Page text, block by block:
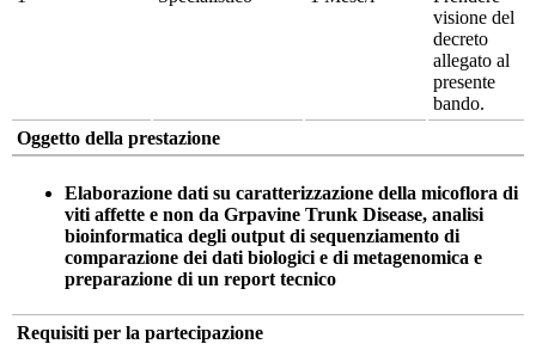
visione del
decreto
allegato al
presente
bando.
Oggetto della prestazione
Elaborazione dati su caratterizzazione della micoflora di
viti affette e non da Grpavine Trunk Disease, analisi
bioinformatica degli output di sequenziamento di
comparazione dei dati biologici e di metagenomica e
preparazione di un report tecnico
Requisiti per la partecipazione